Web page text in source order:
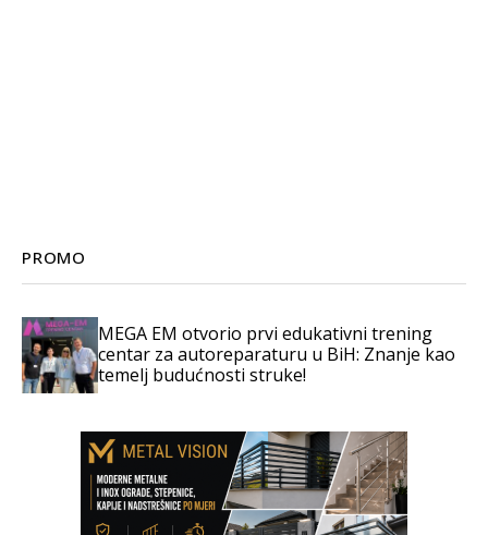
PROMO
MEGA EM otvorio prvi edukativni trening
centar za autoreparaturu u BiH: Znanje kao
temelj budućnosti struke!